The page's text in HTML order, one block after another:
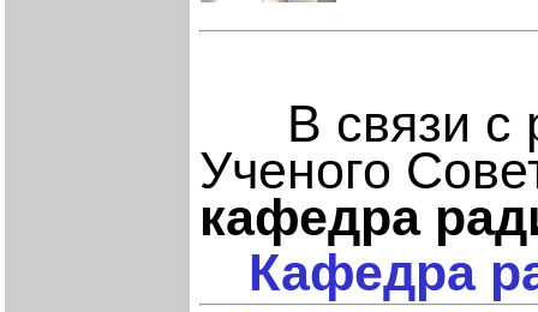
В связи с
Ученого
кафедра
Кафедра